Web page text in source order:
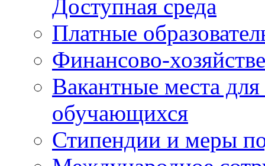
Доступная среда
Платные
Финансово-
Вакантные места
обучающихся
Стипендии и меры